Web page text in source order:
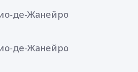
де-Жанейро
де-Жанейро